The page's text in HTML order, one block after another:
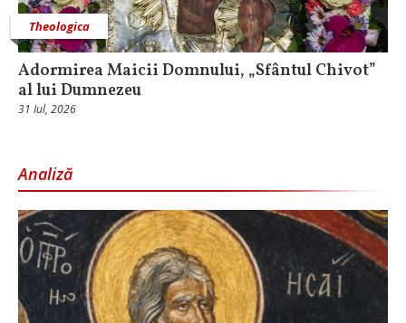
Theologica
Adormirea Maicii Domnului, „Sfântul Chivot”
al lui Dumnezeu
31 Iul, 2026
Analiză